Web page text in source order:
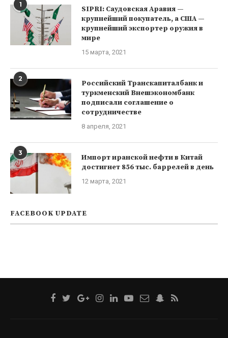
1
SIPRI: Саудовская Аравия —
крупнейший покупатель, а США —
крупнейший экспортер оружия в
мире
15 марта, 2021
2
Российский Транскапиталбанк и
туркменский Внешэкономбанк
подписали соглашение о
сотрудничестве
8 апреля, 2021
3
Импорт иранской нефти в Китай
достигнет 856 тыс. баррелей в день
12 марта, 2021
FACEBOOK UPDATE